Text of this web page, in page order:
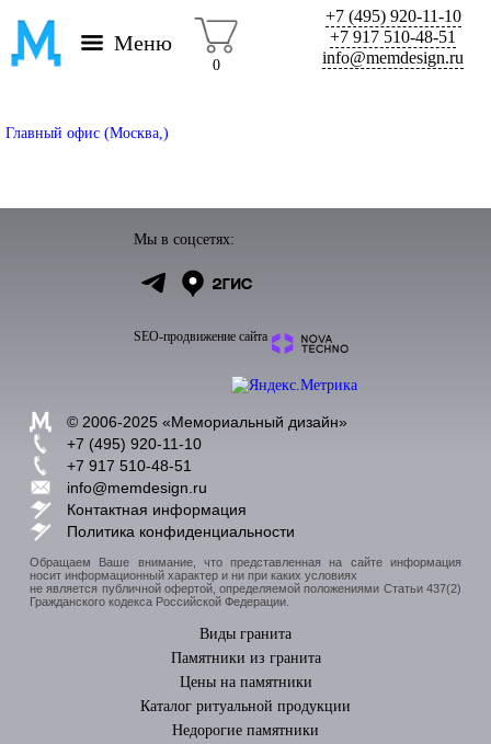
Меню
0
+7 (495) 920-11-10
+7 917 510-48-51
info@memdesign.ru
Главный офис (Москва,)
Мы в соцсетях:
SEO-продвижение сайта
© 2006-2025 «Мемориальный дизайн»
+7 (495) 920-11-10
+7 917 510-48-51
info@memdesign.ru
Контактная информация
Политика конфиденциальности
Обращаем Ваше внимание, что представленная на сайте информация
носит информационный характер и ни при каких условиях
не является публичной офертой, определяемой положениями Статьи 437(2)
Гражданского кодекса Российской Федерации.
Виды гранита
Памятники из гранита
Цены на памятники
Каталог ритуальной продукции
Недорогие памятники